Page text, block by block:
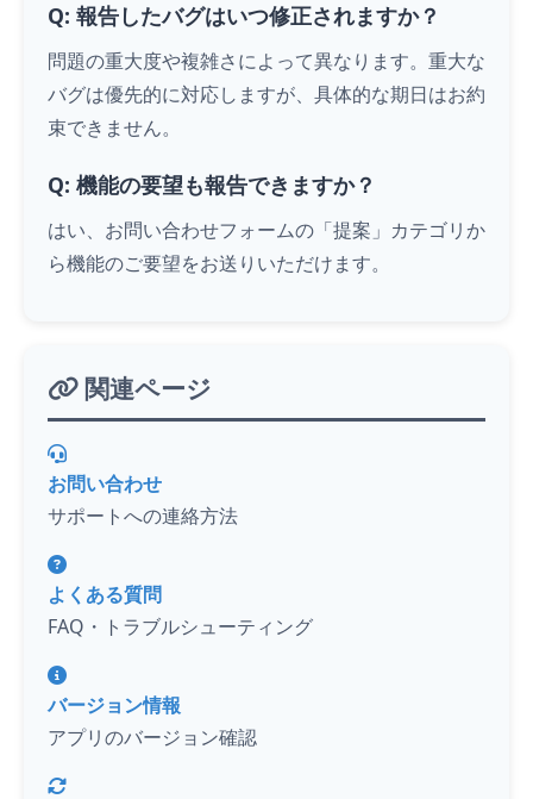
Q: 報告したバグはいつ修正されますか？
問題の重大度や複雑さによって異なります。重大な
バグは優先的に対応しますが、具体的な期日はお約
束できません。
Q: 機能の要望も報告できますか？
はい、お問い合わせフォームの「提案」カテゴリか
ら機能のご要望をお送りいただけます。
関連ページ
お問い合わせ
サポートへの連絡方法
よくある質問
FAQ・トラブルシューティング
バージョン情報
アプリのバージョン確認